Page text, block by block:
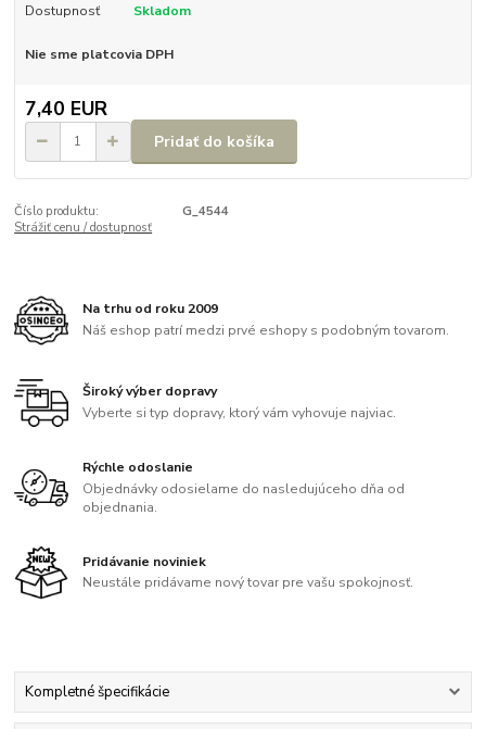
Dostupnosť Skladom
Nie sme platcovia DPH
7,40 EUR
Pridať do košíka
Číslo produktu:
G_4544
Strážiť cenu / dostupnosť
Na trhu od roku 2009
Náš eshop patrí medzi prvé eshopy s podobným tovarom.
Široký výber dopravy
Vyberte si typ dopravy, ktorý vám vyhovuje najviac.
Rýchle odoslanie
Objednávky odosielame do nasledujúceho dňa od
objednania.
Pridávanie noviniek
Neustále pridávame nový tovar pre vašu spokojnosť.
Kompletné špecifikácie